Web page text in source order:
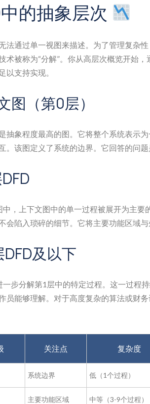
的抽象层次
法通过单一视图来描述。为了管理复杂
术被称为“分解”。你从高层次概览开始
以支持实现。
图（第0层）
抽象程度最高的图。它将整个系统表示
。该图定义了系统的边界。它回答的问
中，上下文图中的单一过程被展开为主要
会陷入琐碎的细节。它将主要功能区域与
及以下
一步分解第1层中的特定过程。这一过程
员能够理解。对于高度复杂的算法或财
关注点 复杂度
系统边界 低（1个过程）
主要功能区域 中等（3-9个过程）